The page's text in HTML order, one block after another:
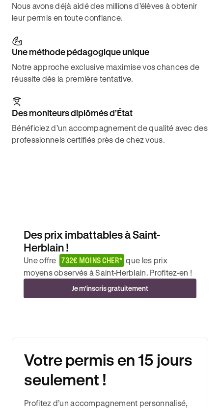
Nous avons déjà aidé des millions d’élèves à obtenir
leur permis en toute confiance.
Une méthode pédagogique unique
Notre approche exclusive maximise vos chances de
réussite dès la première tentative.
Des moniteurs diplômés d’État
Bénéficiez d’un accompagnement de qualité avec des
professionnels certifiés près de chez vous.
Des prix imbattables à Saint-
Herblain !
Une offre 732€ MOINS CHER* que les prix
moyens observés à Saint-Herblain. Profitez-en !
Je m'inscris gratuitement
Votre permis en 15 jours
seulement !
Profitez d’un accompagnement personnalisé,